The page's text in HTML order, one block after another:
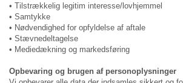
• Tilstrækkelig legitim interesse/lovhjemmel
• Samtykke
• Nødvendighed for opfyldelse af aftale
• Stævnedeltagelse
• Mediedækning og markedsføring
Opbevaring og brugen af personoplysninger